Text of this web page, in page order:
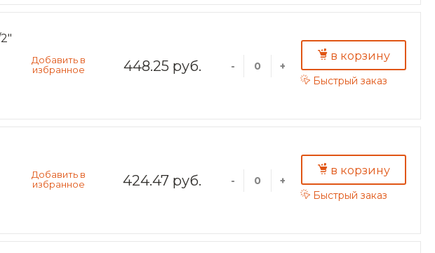
448.25 руб. - +
в корзину
Быстрый заказ
424.47 руб. - +
в корзину
Быстрый заказ